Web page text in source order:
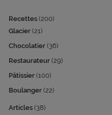
Recettes (200)
Glacier (21)
Chocolatier (36)
Restaurateur (29)
Pâtissier (100)
Boulanger (22)
Articles (38)